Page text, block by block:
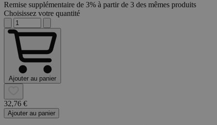
Remise supplémentaire de 3% à partir de 3 des mêmes produits
Choisissez votre quantité
Ajouter au panier
32,76 €
Ajouter au panier